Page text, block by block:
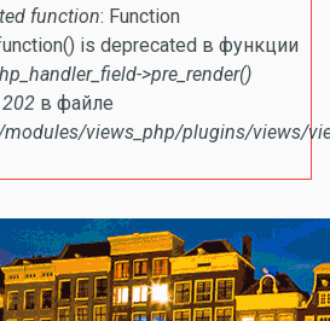
function: Function
is deprecated в функции
>pre_render()
202 в файле
views_php/plugins/views/